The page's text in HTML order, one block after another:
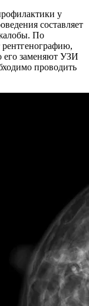
у
составляет
По
рентгенографию,
его заменяют УЗИ
проводить